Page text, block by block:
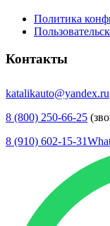
Политика
Контакты
katalikauto@yandex.ru
8 (800) 250-66-25
8 (910) 602-15-31